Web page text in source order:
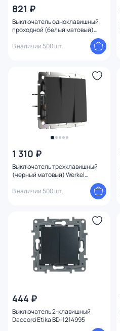
821 ₽
Выключатель одноклавишный
проходной (белый матовый)
В наличии 500 шт.
1 310 ₽
Выключатель трехклавишный
(черный матовый) Werkel
В наличии 500 шт.
444 ₽
Выключатель 2-клавишный
Daccord Etika BD-1214995